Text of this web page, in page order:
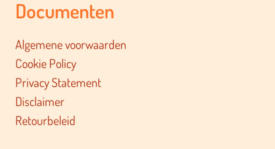
Documenten
Algemene voorwaarden
Cookie Policy
Privacy Statement
Disclaimer
Retourbeleid